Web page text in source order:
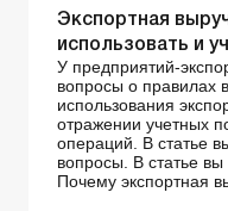
Экспортная
использовать и
У предприятий-
вопросы о правилах
использования
отражении учетных
операций. В статье
вопросы. В статье
Почему экспортная